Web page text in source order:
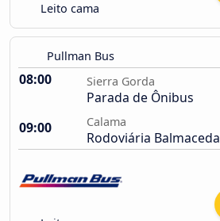
Leito cama
Pullman Bus
08:00 Sierra Gorda
Parada de Ônibus
09:00
Calama
Rodoviária Balmaceda